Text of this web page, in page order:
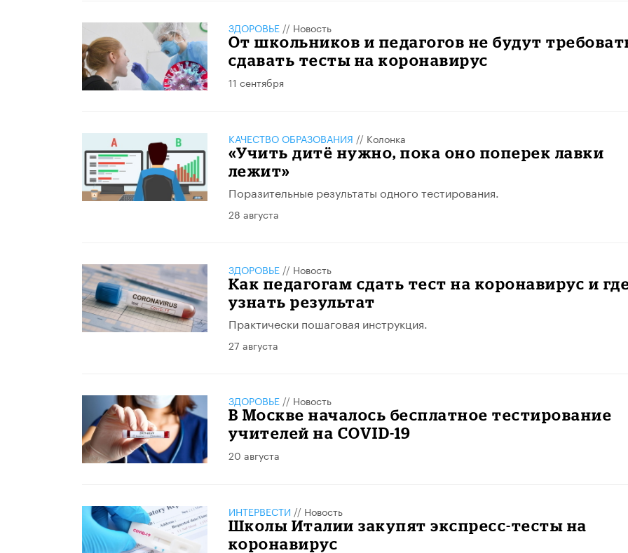
ЗДОРОВЬЕ// Новость
От школьников и педагогов не будут
сдавать тесты на коронавирус
11 сентября
КАЧЕСТВО ОБРАЗОВАНИЯ // Колонка
«Учить дитё нужно, пока оно поперек лавки
лежит»
Поразительные результаты одного тестирования.
28 августа
ЗДОРОВЬЕ// Новость
Как педагогам сдать тест на коронавирус и
узнать результат
Практически пошаговая инструкция.
27 августа
ЗДОРОВЬЕ// Новость
В Москве началось бесплатное тестирование
учителей на COVID-19
20 августа
ИНТЕРВЕСТИ // Новость
Школы Италии закупят экспресс-тесты на
коронавирус